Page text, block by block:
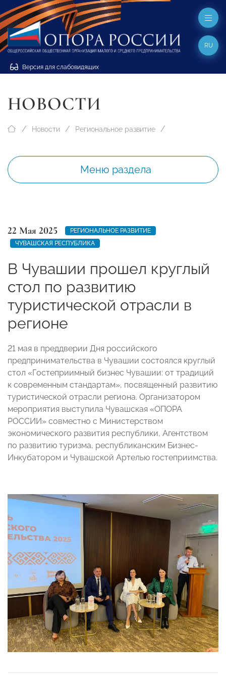
Версия для слабовидящих
RU
НОВОСТИ
Новости Региональное развитие
Меню раздела
22 Мая 2025
РЕГИОНАЛЬНОЕ РАЗВИТИЕ
ЧУВАШСКАЯ РЕСПУБЛИКА
В Чувашии прошел круглый
стол по развитию
туристической отрасли в
регионе
21 мая в преддверии Дня российского
предпринимательства в Чувашии состоялся круглый
стол «Гостеприимный бизнес Чувашии: от традиций
к современным стандартам», посвященный развитию
туристической отрасли региона. Организатором
мероприятия выступила Чувашская «ОПОРА
РОССИИ» совместно с Министерством
экономического развития республики, Агентством
по развитию туризма, республиканским Бизнес-
Инкубатором и Чувашской Артелью гостеприимства.